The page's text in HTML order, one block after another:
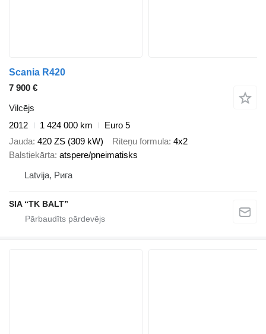
Scania R420
7 900 €
Vilcējs
2012
1 424 000 km
Euro 5
Jauda 420 ZS (309 kW) Riteņu formula 4x2
Balstiekārta atspere/pneimatisks
Latvija, Рига
SIA “TK BALT”